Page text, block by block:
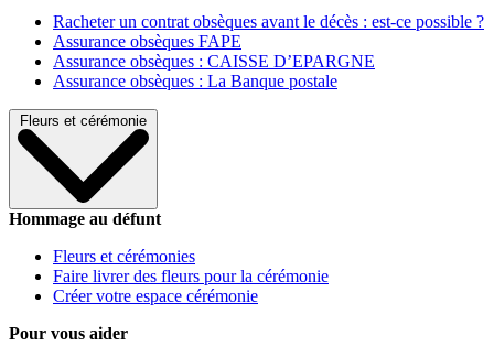
Racheter un contrat obsèques avant le décès : est-ce possible ?
Assurance obsèques FAPE
Assurance obsèques : CAISSE D’EPARGNE
Assurance obsèques : La Banque postale
Fleurs et cérémonie
Hommage au défunt
Fleurs et cérémonies
Faire livrer des fleurs pour la cérémonie
Créer votre espace cérémonie
Pour vous aider